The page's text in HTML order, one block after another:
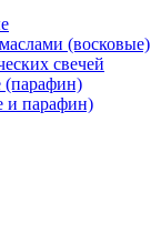
(восковые)
свечей
(парафин)
и парафин)